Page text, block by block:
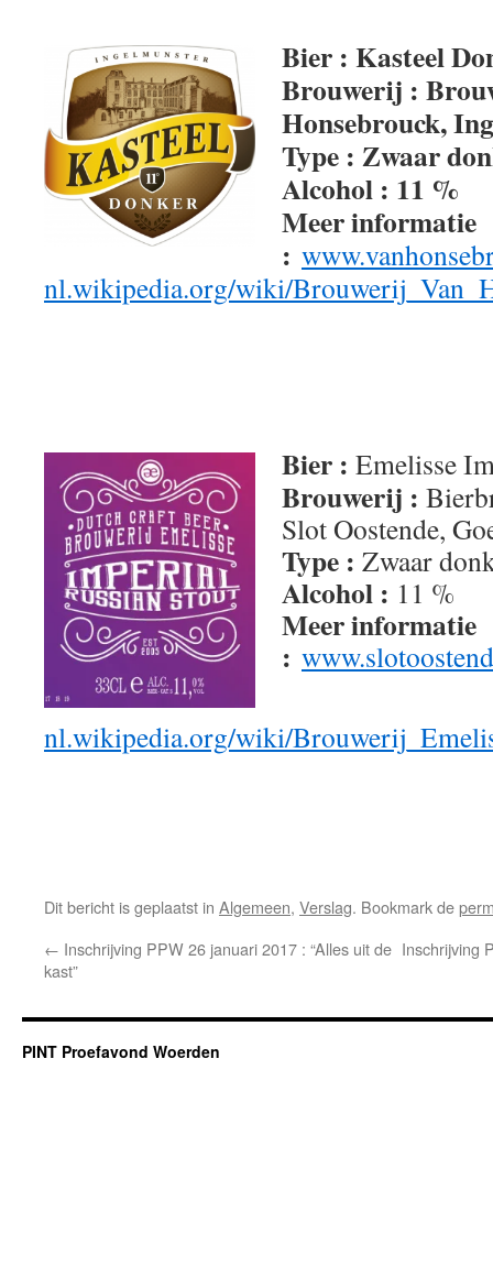
Bier : Kasteel
Brouwerij :
Honsebrouck,
Type : Zwaar
Alcohol : 11 %
Meer informatie
:
nl.wikipedia.org/wiki/
Bier : Emelisse
Brouwerij :
Slot Oostende,
Type : Zwaar
Alcohol : 11 %
Meer informatie
:
nl.wikipedia.org/wiki/
Dit bericht is geplaatst in Algemeen, Verslag. Bookmark de
← Inschrijving PPW 26 januari 2017 : “Alles uit de
kast”
Inschrijving
PINT Proefavond Woerden